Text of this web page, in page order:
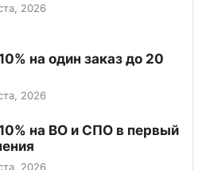
2026
на один заказ до 20
2026
на ВО и СПО в первый
2026